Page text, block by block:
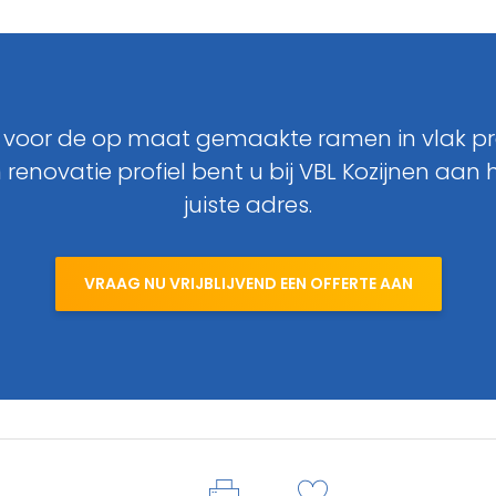
voor de op maat gemaakte ramen in vlak
renovatie profiel bent u bij VBL Kozijnen aan
juiste adres.
VRAAG NU VRIJBLIJVEND EEN OFFERTE AAN